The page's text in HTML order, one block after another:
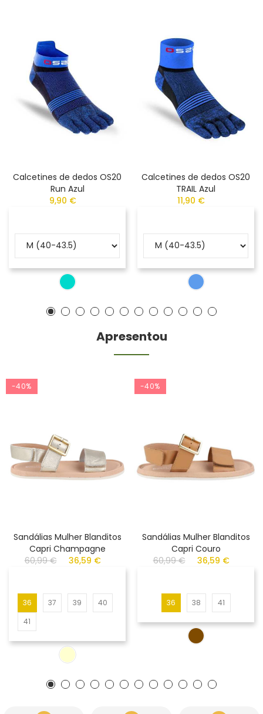
Calcetines de dedos OS20
Run Azul
9,90 €
Calcetines de dedos OS20
TRAIL Azul
11,90 €
Apresentou
-40%
Sandálias Mulher Blanditos
Capri Champagne
60,99 €
36,59 €
36 37 39
40
41
-40%
Sandálias Mulher Blanditos
Capri Couro
60,99 €
36,59 €
36 38 41